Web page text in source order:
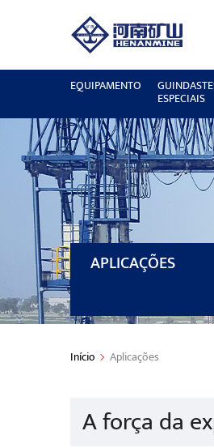
EQUIPAMENTO
ESPECIAIS
APLICAÇÕES
Início Aplicações
A força da